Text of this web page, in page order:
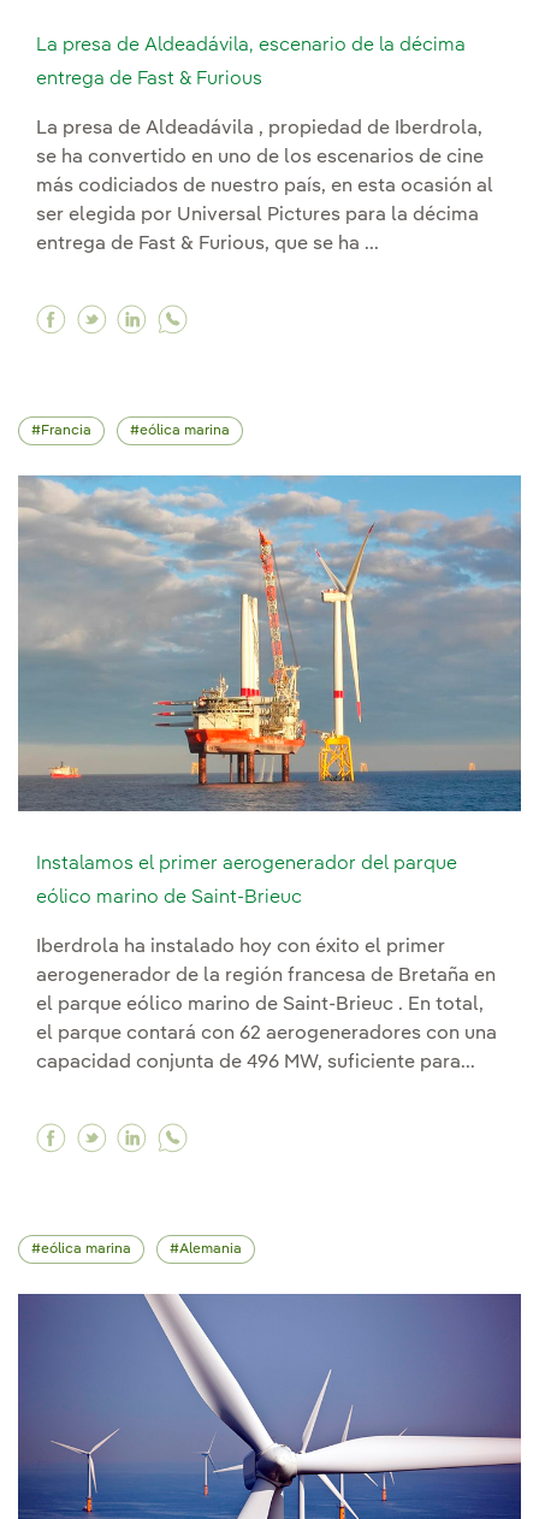
La presa de Aldeadávila, escenario de la décima
entrega de Fast & Furious
La presa de Aldeadávila , propiedad de Iberdrola,
se ha convertido en uno de los escenarios de cine
más codiciados de nuestro país, en esta ocasión al
ser elegida por Universal Pictures para la décima
entrega de Fast & Furious, que se ha ...
Facebook La presa de Aldeadávila, escenario
Twitter La presa de Aldeadávila,
Linkedin La presa de Aldeadávila,
Francia eólica marina
Instalamos el primer aerogenerador del parque
eólico marino de Saint-Brieuc
Iberdrola ha instalado hoy con éxito el primer
aerogenerador de la región francesa de Bretaña en
el parque eólico marino de Saint-Brieuc . En total,
el parque contará con 62 aerogeneradores con una
capacidad conjunta de 496 MW, suficiente para...
Facebook Instalamos el primer
Twitter Instalamos el primer
Linkedin Instalamos el primer
eólica marina Alemania